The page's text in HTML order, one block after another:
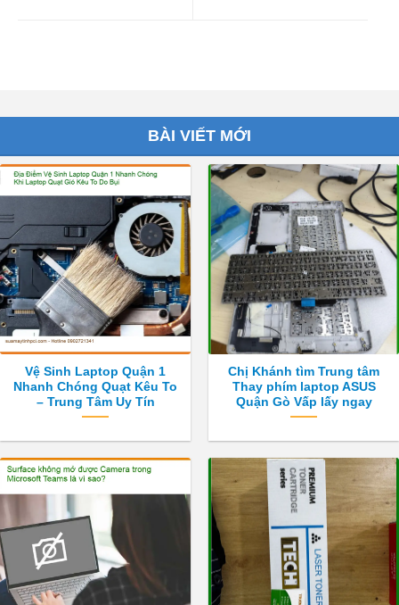
BÀI VIẾT MỚI
Vệ Sinh Laptop Quận 1
Nhanh Chóng Quạt Kêu To
– Trung Tâm Uy Tín
Chị Khánh tìm Trung tâm
Thay phím laptop ASUS
Quận Gò Vấp lấy ngay